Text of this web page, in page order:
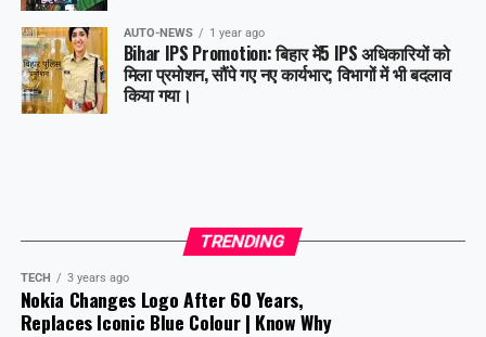
AUTO-NEWS 1 year ago
Bihar IPS Promotion: बिहार में5 IPS अधिकारियों को
मिला प्रमोशन, सौंपे गए नए कार्यभार; विभागों में भी बदलाव
किया गया।
TRENDING
TECH 3 years ago
Nokia Changes Logo After 60 Years,
Replaces Iconic Blue Colour | Know Why